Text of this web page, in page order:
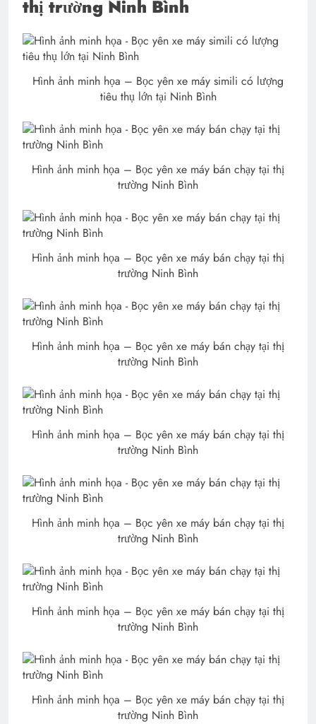
thị trường Ninh Bình
Hình ảnh minh họa – Bọc yên xe máy simili có lượng
tiêu thụ lớn tại Ninh Bình
Hình ảnh minh họa – Bọc yên xe máy bán chạy tại thị
trường Ninh Bình
Hình ảnh minh họa – Bọc yên xe máy bán chạy tại thị
trường Ninh Bình
Hình ảnh minh họa – Bọc yên xe máy bán chạy tại thị
trường Ninh Bình
Hình ảnh minh họa – Bọc yên xe máy bán chạy tại thị
trường Ninh Bình
Hình ảnh minh họa – Bọc yên xe máy bán chạy tại thị
trường Ninh Bình
Hình ảnh minh họa – Bọc yên xe máy bán chạy tại thị
trường Ninh Bình
Hình ảnh minh họa – Bọc yên xe máy bán chạy tại thị
trường Ninh Bình